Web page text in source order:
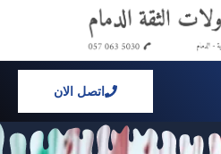
اتصل الان